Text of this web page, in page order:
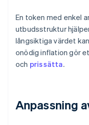
En token med enkel
utbudsstruktur
långsiktiga värdet
onödig inflation gör
och prissätta.
Anpassning